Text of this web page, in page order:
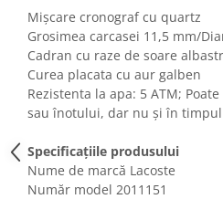
Ingrijire Locuinta
Purificatoare de aer
Fashion
Bijuterii
Ceasuri barbatesti
Cutii, curele si accesorii ceasuri
Genti si accesorii barbati
Mișcare cronograf cu quartz
Grosimea carcasei 11,5 mm/
Cadran cu raze de soare
Curea placata cu aur galben
Rezistenta la apa: 5 ATM;
sau înotului, dar nu și în
Specificațiile produsului
Nume de marcă Lacoste
Număr model 2011151